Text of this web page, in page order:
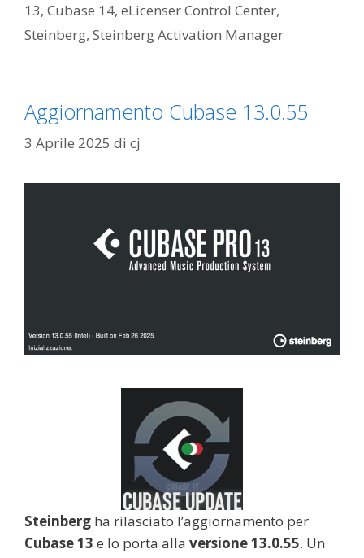
13, Cubase 14, eLicenser Control Center,
Steinberg, Steinberg Activation Manager
Aggiornamento Cubase 13.0.55
3 Aprile 2025 di cj
Steinberg ha rilasciato l’aggiornamento per
Cubase 13 e lo porta alla versione 13.0.55. Un